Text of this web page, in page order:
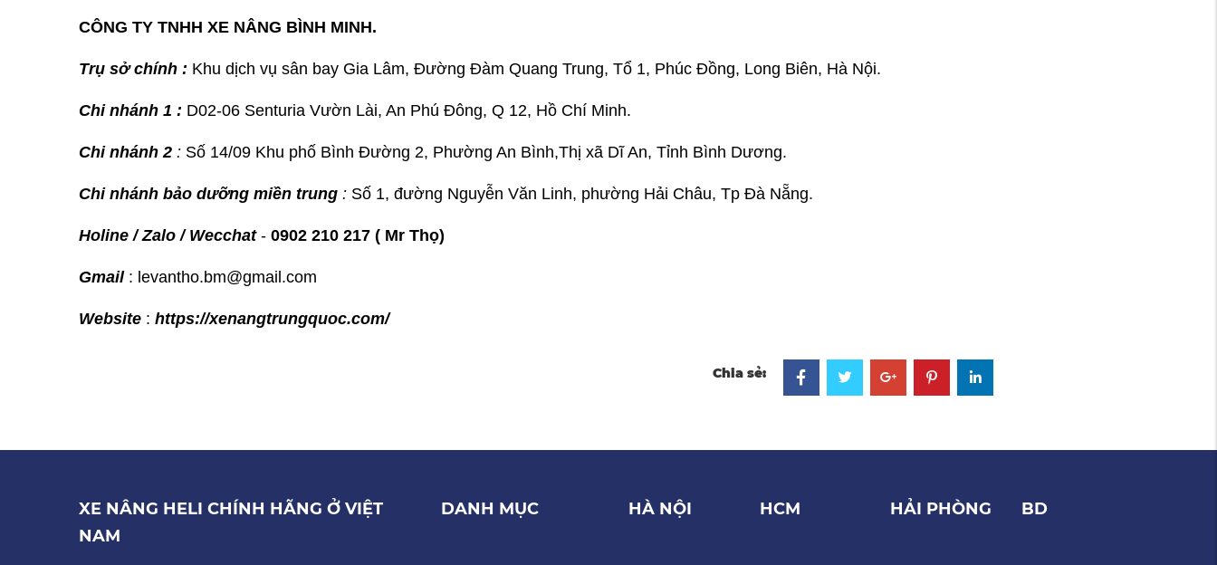
CÔNG TY TNHH XE NÂNG BÌNH MINH.
Trụ sở chính : Khu dịch vụ sân bay Gia Lâm, Đường Đàm Quang Trung, Tổ 1, Phúc Đồng, Long Biên, Hà Nội.
Chi nhánh 1 : D02-06 Senturia Vườn Lài, An Phú Đông, Q 12, Hồ Chí Minh.
Chi nhánh 2 : Số 14/09 Khu phố Bình Đường 2, Phường An Bình,Thị xã Dĩ An, Tỉnh Bình Dương.
Chi nhánh bảo dưỡng miền trung : Số 1, đường Nguyễn Văn Linh, phường Hải Châu, Tp Đà Nẵng.
Holine / Zalo / Wecchat - 0902 210 217 ( Mr Thọ)
Gmail : levantho.bm@gmail.com
Website : https://xenangtrungquoc.com/
Chia sẻ:
XE NÂNG HELI CHÍNH HÃNG Ở VIỆT
NAM
DANH MỤC HÀ NỘI HCM HẢI PHÒNG BD